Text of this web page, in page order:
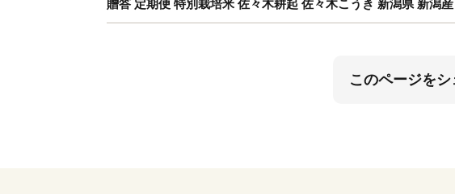
贈答 定期便 特別栽培米 佐々木耕起 佐々木こうき 新潟県 新潟
このページをシ